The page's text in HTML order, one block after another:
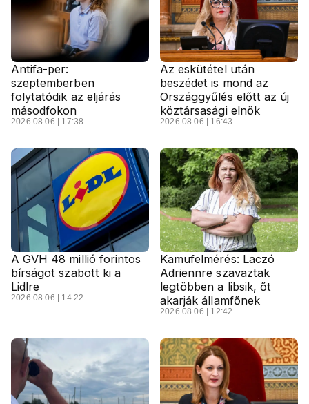
Antifa-per:
szeptemberben
folytatódik az eljárás
másodfokon
2026.08.06 | 17:38
Az eskütétel után
beszédet is mond az
Országgyűlés előtt az új
köztársasági elnök
2026.08.06 | 16:43
A GVH 48 millió forintos
bírságot szabott ki a
Lidlre
2026.08.06 | 14:22
Kamufelmérés: Laczó
Adriennre szavaztak
legtöbben a libsik, őt
akarják államfőnek
2026.08.06 | 12:42